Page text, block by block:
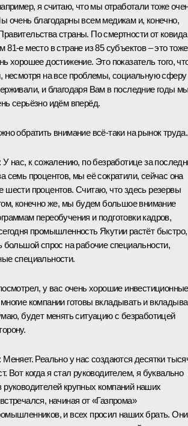
я считаю, что мы отработали тоже
очень благодарны всем медикам и, конечно,
страны. По смертности от ковида
81-е место в стране из 85 субъектов – это
хорошее достижение. Это показатель того,
несмотря на все проблемы, социальную сферу
и благодаря Вам в последние годы
серьёзно идём вперёд.
обратить внимание всё-таки на рынок труда.
У нас, к сожалению, по безработице за
семь процентов, мы её сократили, сейчас она
шести процентов. Считаю, что здесь резервы
конечно же, мы будем большое внимание
переобучения и подготовки кадров,
промышленность Якутии растёт быстро,
большой спрос на рабочие специальности,
специальности.
у вас очень хорошие инвестиционные
компании готовы вкладывать и
будет менять ситуацию с безработицей
Меняет. Реально у нас создаются десятки
Вот когда я стал руководителем, я буквально
крупных компаний наших
начиная от «Газпрома»
и всех просил наших брать. Они